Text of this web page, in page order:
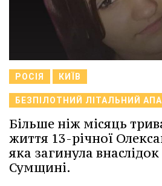
РОСІЯ КИЇВ
БЕЗПІЛОТНИЙ ЛІТАЛЬНИЙ
Більше ніж місяць
життя 13-річної
яка загинула внаслідок
Сумщині.